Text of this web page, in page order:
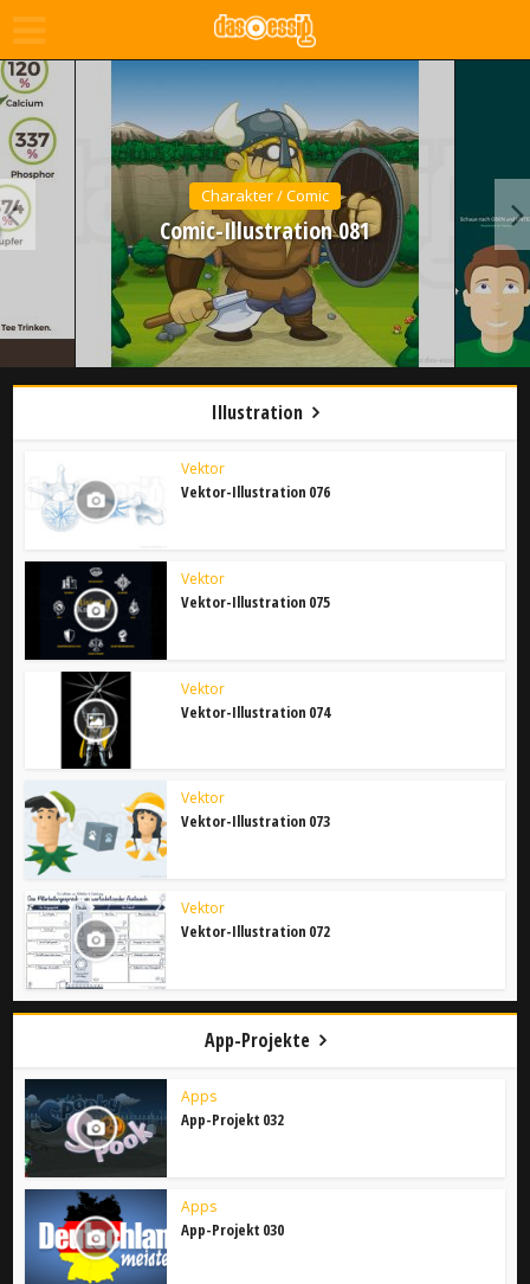
Charakter / Comic
Comic-Illustration 081
Illustration
Vektor
Vektor-Illustration 076
Vektor
Vektor-Illustration 075
Vektor
Vektor-Illustration 074
Vektor
Vektor-Illustration 073
Vektor
Vektor-Illustration 072
App-Projekte
Apps
App-Projekt 032
Apps
App-Projekt 030